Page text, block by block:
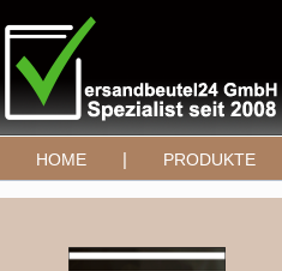
HOME | PRODUKTE